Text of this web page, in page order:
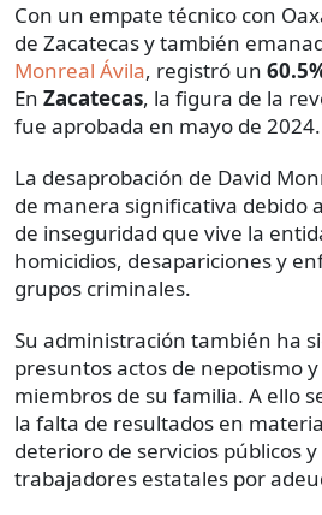
Con un empate técnico con
de Zacatecas y también
Monreal Ávila, registró un
En Zacatecas, la figura de la
fue aprobada en mayo de 2024.
La desaprobación de David
de manera significativa debido
de inseguridad que vive la
homicidios, desapariciones y
grupos criminales.
Su administración también ha
presuntos actos de nepotismo
miembros de su familia. A ello
la falta de resultados en
deterioro de servicios públicos
trabajadores estatales por